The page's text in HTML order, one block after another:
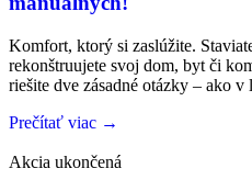
Komfort, ktorý si zaslúžite.
rekonštruujete svoj dom, byt či
riešite dve zásadné otázky – ako v
Prečítať viac →
Akcia ukončená